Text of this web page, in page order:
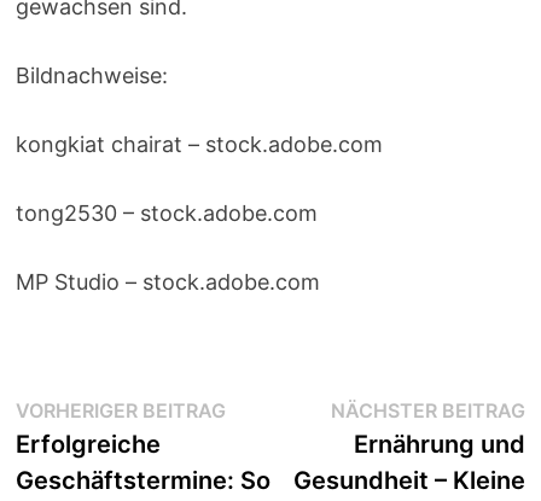
gewachsen sind.
Bildnachweise:
kongkiat chairat – stock.adobe.com
tong2530– stock.adobe.com
MP Studio – stock.adobe.com
Beitragsnavigation
VORHERIGER BEITRAGVorheriger
Erfolgreiche
Geschäftstermine: So
NÄCHSTER BEITRAG
Ernährung und
Gesundheit – Kleine